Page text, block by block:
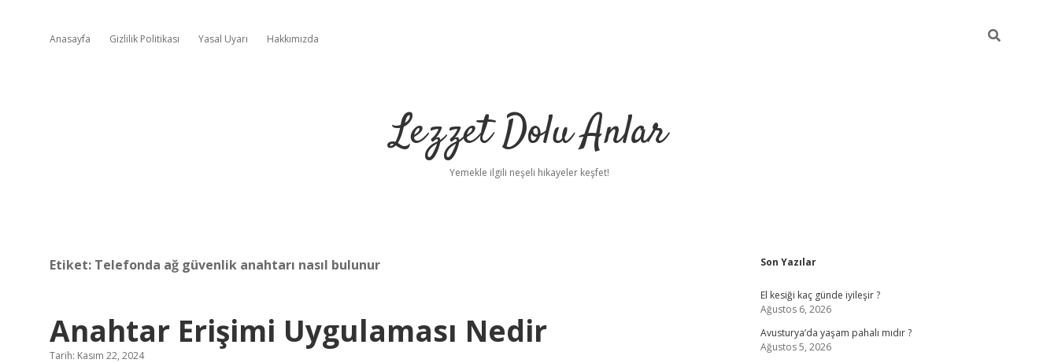
Anasayfa Gizlilik Politikası Yasal Uyarı Hakkımızda
Lezzet Dolu Anlar
Yemekle ilgili neşeli hikayeler keşfet!
Etiket: Telefonda ağ güvenlik anahtarı nasıl bulunur
Anahtar Erişimi Uygulaması Nedir
Tarih: Kasım 22, 2024
Sidebar
Son Yazılar
El kesiği kaç günde iyileşir ?
Ağustos 6, 2026
Avusturya’da yaşam pahalı mıdır ?
Ağustos 5, 2026